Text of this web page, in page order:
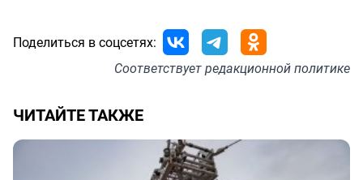
Поделиться в соцсетях:
Соответствуетредакционной политике
ЧИТАЙТЕ ТАКЖЕ